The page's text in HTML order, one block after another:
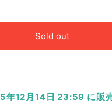
Sold out
年12月14日 23:59 に販